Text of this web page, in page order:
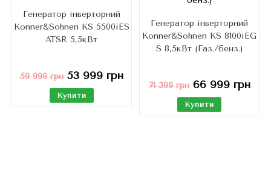
Генератор інверторний
Konner&Sohnen KS 5500iES
ATSR 5,5кВт
59 999грн 53 999грн
Купити
Генератор інверторний
Konner&Sohnen KS 8100iEG
S 8,5кВт (Газ./бенз.)
71 399грн 66 999грн
Купити